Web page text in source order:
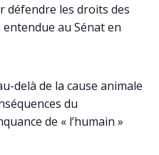
défendre les droits des
entendue au Sénat en
delà de la cause animale
du
de « l’humain »